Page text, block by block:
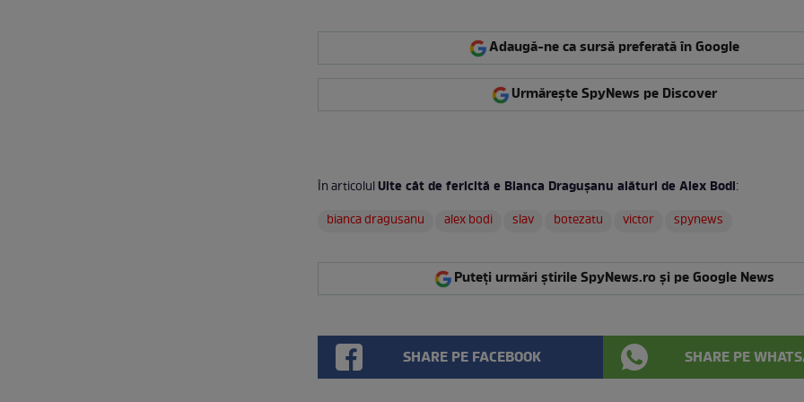
Adaugă-ne ca sursă preferată în Google
Urmărește SpyNews pe Discover
În articolulUite cât de fericită e Bianca Draguşanu alături de Alex Bodi:
bianca dragusanu
alex bodi slav botezatu victor spynews
Puteți urmări știrile SpyNews.ro și pe Google News
SHARE PE FACEBOOK SHARE PE